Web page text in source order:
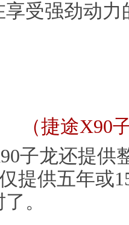
受强劲动
（捷途X90
子龙还提供
提供五年或
。